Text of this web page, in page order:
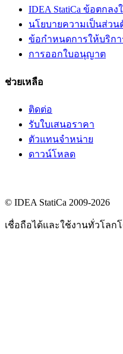
IDEA StatiCa ข้อตกล
นโยบายความเป็นส่วน
ข้อกำหนดการให้บริกา
การออกใบอนุญาต
ช่วยเหลือ
ติดต่อ
รับใบเสนอราคา
ตัวแทนจำหน่าย
ดาวน์โหลด
© IDEA StatiCa 2009-2026
เชื่อถือได้และใช้งานทั่วโลก